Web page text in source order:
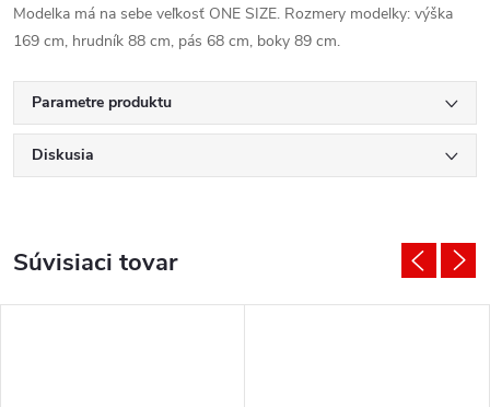
Modelka má na sebe veľkosť ONE SIZE. Rozmery modelky: výška
169 cm, hrudník 88 cm, pás 68 cm, boky 89 cm.
Parametre produktu
Diskusia
Súvisiaci tovar